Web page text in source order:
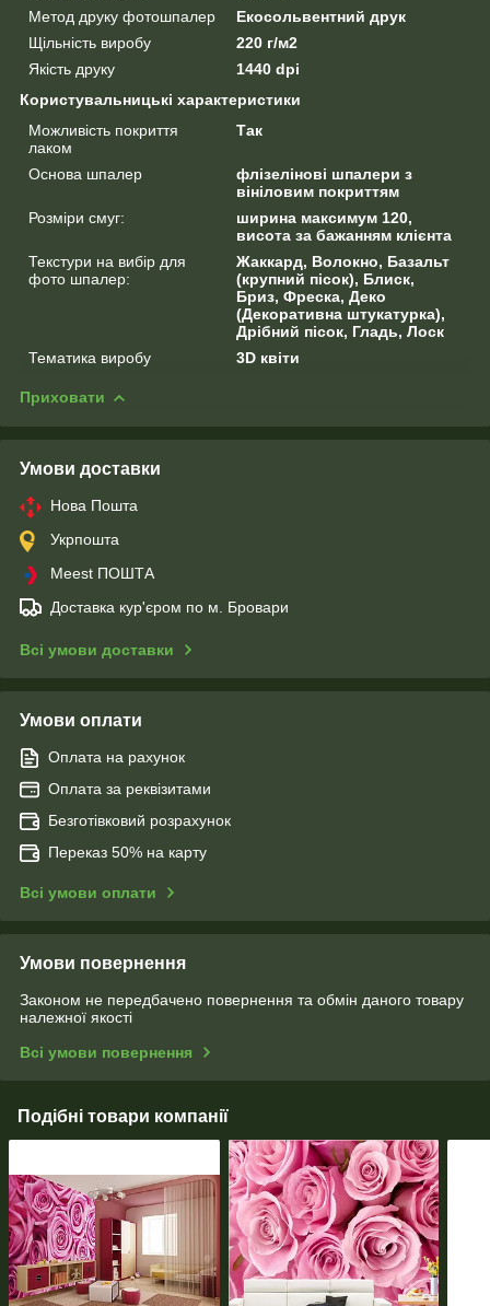
Метод друку фотошпалер
Екосольвентний друк
Щільність виробу
220 г/м2
Якість друку
1440 dpi
Користувальницькі характеристики
Можливість покриття
лаком
Так
Основа шпалер
флізелінові шпалери з
вініловим покриттям
Розміри смуг:
ширина максимум 120,
висота за бажанням клієнта
Текстури на вибір для
фото шпалер:
Жаккард, Волокно, Базальт
(крупний пісок), Блиск,
Бриз, Фреска, Деко
(Декоративна штукатурка),
Дрібний пісок, Гладь, Лоск
Тематика виробу
3D квіти
Приховати
Умови доставки
Нова Пошта
Укрпошта
Meest ПОШТА
Доставка кур'єром по м. Бровари
Всі умови доставки
Умови оплати
Оплата на рахунок
Оплата за реквізитами
Безготівковий розрахунок
Переказ 50% на карту
Всі умови оплати
Умови повернення
Законом не передбачено повернення та обмін даного товару
належної якості
Всі умови повернення
Подібні товари компанії